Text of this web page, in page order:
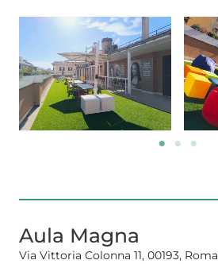
Aula Magna
Via Vittoria Colonna 11, 00193, Roma